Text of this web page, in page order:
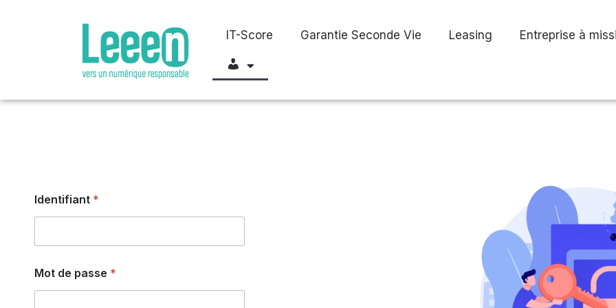
IT-Score Garantie Seconde Vie Leasing Entreprise à
Compte
Identifiant *
Mot de passe *